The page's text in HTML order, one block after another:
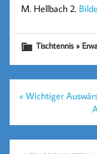
M. Hellbach 2.
Tischtennis »
Beitragsnavigation
« Wichtiger